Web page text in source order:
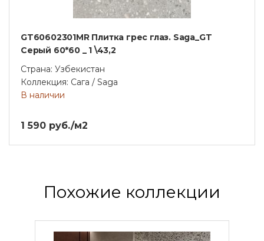
GT60602301MR Плитка грес глаз. Saga_GT
Серый 60*60 _ 1 \43,2
Страна: Узбекистан
Коллекция: Сага / Saga
В наличии
1 590 руб./м2
Похожие коллекции